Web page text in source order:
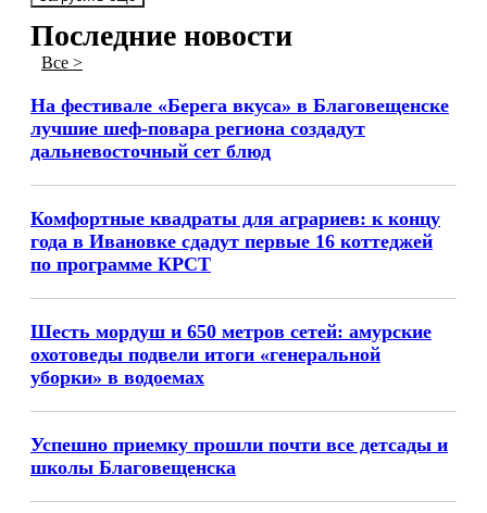
Последние новости
Все >
На фестивале «Берега вкуса» в Благовещенске
лучшие шеф-повара региона создадут
дальневосточный сет блюд
Комфортные квадраты для аграриев: к концу
года в Ивановке сдадут первые 16 коттеджей
по программе КРСТ
Шесть мордуш и 650 метров сетей: амурские
охотоведы подвели итоги «генеральной
уборки» в водоемах
Успешно приемку прошли почти все детсады и
школы Благовещенска